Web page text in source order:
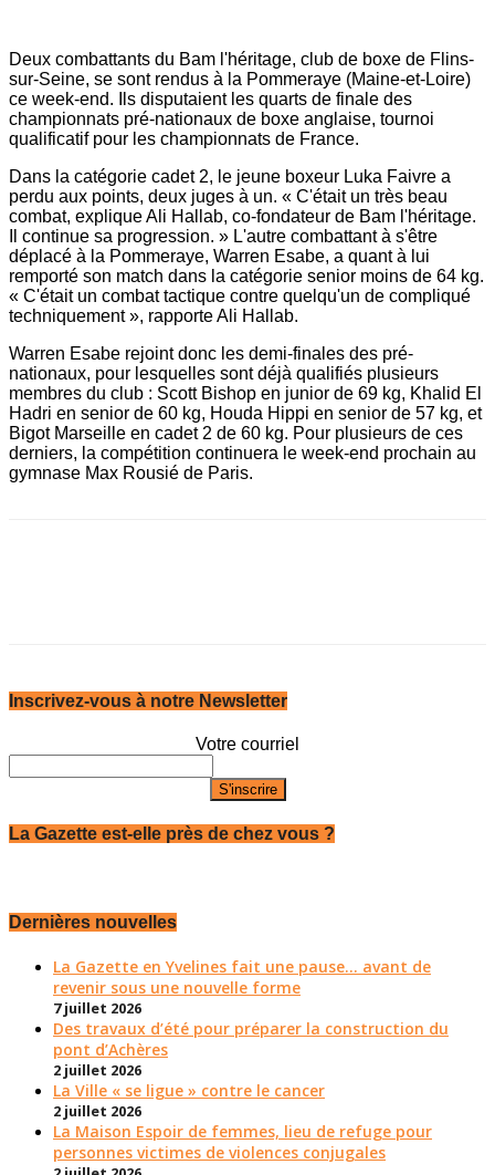
Deux combattants du Bam l'héritage, club de boxe de Flins-
sur-Seine, se sont rendus à la Pommeraye (Maine-et-Loire)
ce week-end. Ils disputaient les quarts de finale des
championnats pré-nationaux de boxe anglaise, tournoi
qualificatif pour les championnats de France.
Dans la catégorie cadet 2, le jeune boxeur Luka Faivre a
perdu aux points, deux juges à un. « C'était un très beau
combat, explique Ali Hallab, co-fondateur de Bam l'héritage.
Il continue sa progression. » L'autre combattant à s'être
déplacé à la Pommeraye, Warren Esabe, a quant à lui
remporté son match dans la catégorie senior moins de 64 kg.
« C'était un combat tactique contre quelqu'un de compliqué
techniquement », rapporte Ali Hallab.
Warren Esabe rejoint donc les demi-finales des pré-
nationaux, pour lesquelles sont déjà qualifiés plusieurs
membres du club : Scott Bishop en junior de 69 kg, Khalid El
Hadri en senior de 60 kg, Houda Hippi en senior de 57 kg, et
Bigot Marseille en cadet 2 de 60 kg. Pour plusieurs de ces
derniers, la compétition continuera le week-end prochain au
gymnase Max Rousié de Paris.
Inscrivez-vous à notre Newsletter
Votre courriel
La Gazette est-elle près de chez vous ?
Dernières nouvelles
La Gazette en Yvelines fait une pause... avant de
revenir sous une nouvelle forme
7 juillet 2026
Des travaux d’été pour préparer la construction du
pont d’Achères
2 juillet 2026
La Ville « se ligue » contre le cancer
2 juillet 2026
La Maison Espoir de femmes, lieu de refuge pour
personnes victimes de violences conjugales